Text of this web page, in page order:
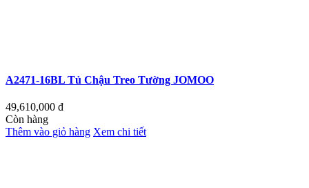
A2471-16BL Tủ Chậu Treo Tường JOMOO
49,610,000 đ
Còn hàng
Thêm vào giỏ hàng Xem chi tiết